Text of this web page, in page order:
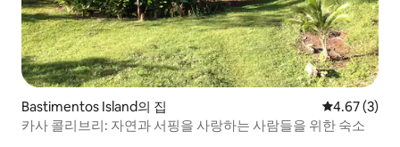
Bastimentos Island의 집 평점 4.67점
4.67 (3)
카사 콜리브리: 자연과 서핑을 사랑하는 사람들을 위한 숙소